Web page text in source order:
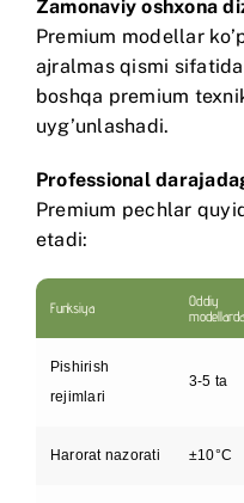
Zamonaviy oshxona
Premium modellar
ajralmas qismi
boshqa premium
uyg’unlashadi.
Professional
Premium pechlar
etadi:
Funksiya
Oddiy
modellarda
Pishirish
rejimlari
3-5 ta
Harorat nazorati ±10°C